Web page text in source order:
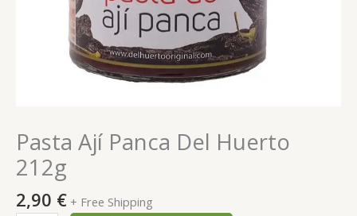
Pasta Ají Panca Del Huerto
212g
2,90 € + Free Shipping